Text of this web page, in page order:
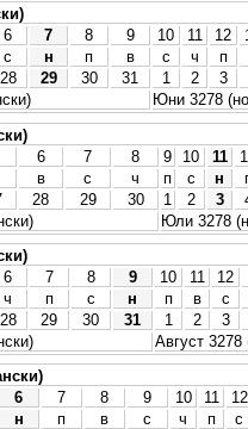
6 7 8 9 10 11 12
с н п в с ч
п
28 29 30 31 1 2
3
Юни 3278
6 7 8 9 10 11
в с ч п с н
28 29 30 1 2 3
Юли 3278
6 7 8 9 10 11 12
ч п с н п в
с
28 29 30 31 1 2
3
Август 3278
6 7 8 9 10 11
12
н п в с ч п
с